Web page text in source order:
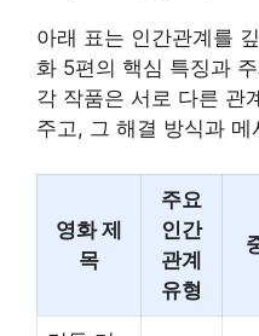
아래 표는 인간관계를
화 5편의 핵심 특징과
각 작품은 서로 다른 관
주고, 그 해결 방식과
영화 제
목
주요
인간
관계
유형